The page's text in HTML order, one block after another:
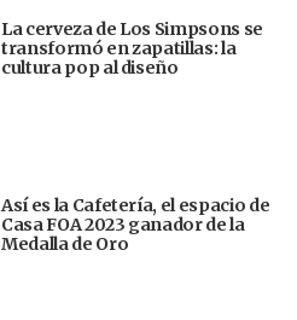
La cerveza de Los Simpsons se
transformó en zapatillas: la
cultura pop al diseño
Así es la Cafetería, el espacio de
Casa FOA 2023 ganador de la
Medalla de Oro